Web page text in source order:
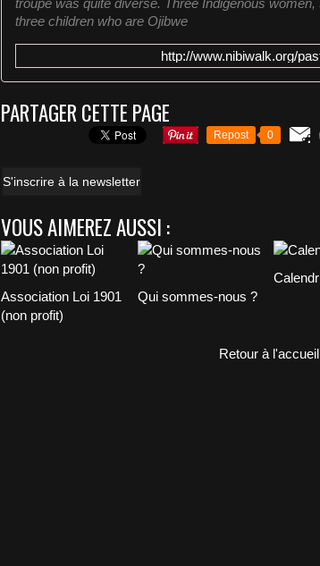
three children who are Ojibwe
http://www.nibiwalk.org/
PARTAGER CETTE PAGE
Repost 0
S'inscrire à la newsletter
VOUS AIMEREZ AUSSI :
Association Loi 1901
(non profit)
Qui sommes-nous ?
Retour à l'accueil